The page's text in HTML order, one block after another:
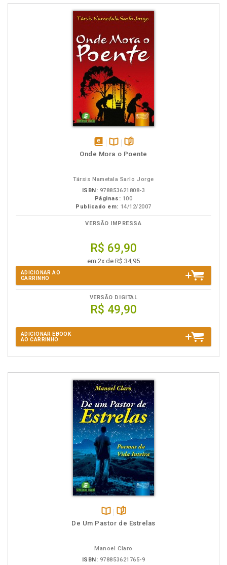
disponívelDisponível
páginas
Onde Mora o Poente
Társis Nametala Sarlo Jorge
ISBN: 978853621808-3
Páginas: 100
Publicado em: 14/12/2007
VERSÃO IMPRESSA
R$ 69,90
em 2x de R$ 34,95
ADICIONAR AO
CARRINHO
VERSÃO DIGITAL
R$ 49,90
ADICIONAR EBOOK
AO CARRINHO
Disponível
páginas
De Um Pastor de Estrelas
Manoel Claro
ISBN: 978853621765-9